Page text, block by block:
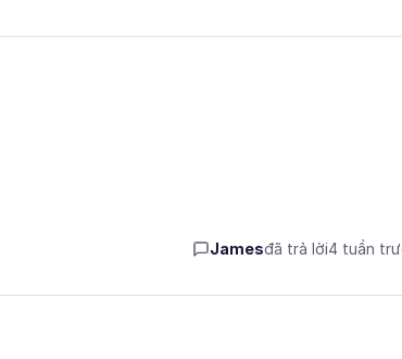
Jamesđã trả lời4 tuần